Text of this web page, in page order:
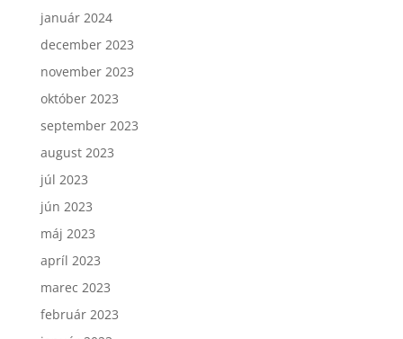
január 2024
december 2023
november 2023
október 2023
september 2023
august 2023
júl 2023
jún 2023
máj 2023
apríl 2023
marec 2023
február 2023